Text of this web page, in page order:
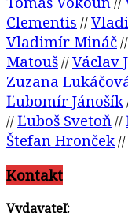
Clementis //
Vladimír Mináč//
Matouš//Václav
Zuzana
Ľubomír Jánošík
//Ľuboš Svetoň//
Štefan Hronček//
Kontakt
Vydavateľ: